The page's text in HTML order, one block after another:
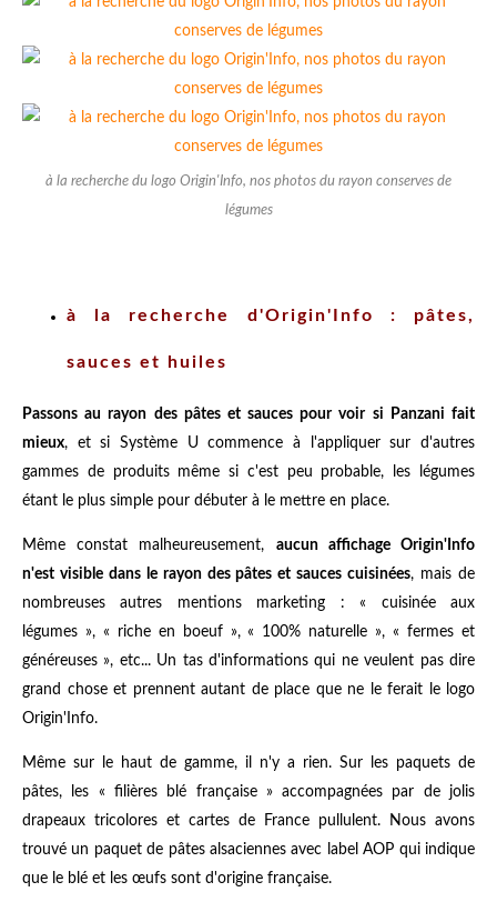
à la recherche du logo Origin'Info, nos photos du rayon conserves de
légumes
à la recherche d'Origin'Info : pâtes,
sauces et huiles
Passons au rayon des pâtes et sauces pour voir si Panzani fait
mieux, et si Système U commence à l'appliquer sur d'autres
gammes de produits même si c'est peu probable, les légumes
étant le plus simple pour débuter à le mettre en place.
Même constat malheureusement, aucun affichage Origin'Info
n'est visible dans le rayon des pâtes et sauces cuisinées, mais de
nombreuses autres mentions marketing : « cuisinée aux
légumes », « riche en boeuf », « 100% naturelle », « fermes et
généreuses », etc... Un tas d'informations qui ne veulent pas dire
grand chose et prennent autant de place que ne le ferait le logo
Origin'Info.
Même sur le haut de gamme, il n'y a rien. Sur les paquets de
pâtes, les « filières blé française » accompagnées par de jolis
drapeaux tricolores et cartes de France pullulent. Nous avons
trouvé un paquet de pâtes alsaciennes avec label AOP qui indique
que le blé et les œufs sont d'origine française.